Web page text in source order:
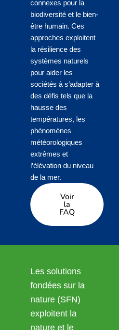
connexes pour la
biodiversité et le bien-
être humain. Ces
approches exploitent
la résilience des
systèmes naturels
pour aider les
sociétés à s’adapter à
des défis tels que la
hausse des
températures, les
phénomènes
météorologiques
extrêmes et
l’élévation du niveau
de la mer.
Voir
la
FAQ
Les solutions
fondées sur la
nature (SFN)
exploitent la
nature et le